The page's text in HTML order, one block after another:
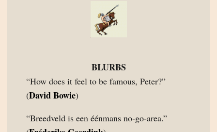
BLURBS
“How does it feel to be famous, Peter?”
(David Bowie)
“Breedveld is een éénmans no-go-area.”